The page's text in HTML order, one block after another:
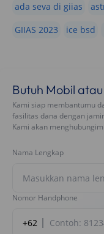
ada seva di giias
GIIAS 2023
ice bsd
Butuh Mobil
Kami siap membantumu
fasilitas dana dengan
Kami akan
Nama Lengkap
Nomor Handphone
+62